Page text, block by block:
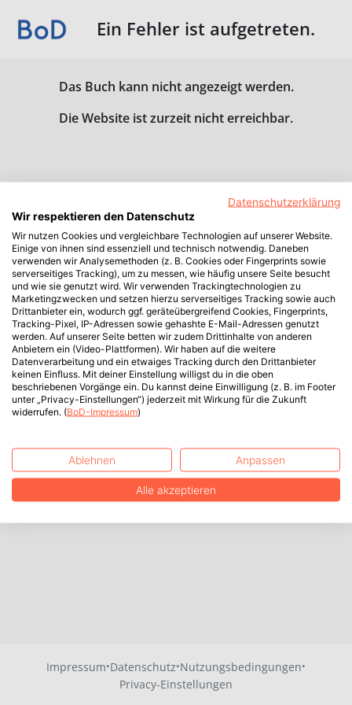
Ein Fehler ist aufgetreten.
Das Buch kann nicht angezeigt werden.
Die Website ist zurzeit nicht erreichbar.
Impressum·Datenschutz·Nutzungsbedingungen·
Privacy-Einstellungen
Datenschutzerklärung
Wir respektieren den Datenschutz
Wir nutzen Cookies und vergleichbare Technologien auf unserer Website.
Einige von ihnen sind essenziell und technisch notwendig. Daneben
verwenden wir Analysemethoden (z. B. Cookies oder Fingerprints sowie
serverseitiges Tracking), um zu messen, wie häufig unsere Seite besucht
und wie sie genutzt wird. Wir verwenden Trackingtechnologien zu
Marketingzwecken und setzen hierzu serverseitiges Tracking sowie auch
Drittanbieter ein, wodurch ggf. geräteübergreifend Cookies, Fingerprints,
Tracking-Pixel, IP-Adressen sowie gehashte E-Mail-Adressen genutzt
werden. Auf unserer Seite betten wir zudem Drittinhalte von anderen
Anbietern ein (Video-Plattformen). Wir haben auf die weitere
Datenverarbeitung und ein etwaiges Tracking durch den Drittanbieter
keinen Einfluss. Mit deiner Einstellung willigst du in die oben
beschriebenen Vorgänge ein. Du kannst deine Einwilligung (z. B. im Footer
unter „Privacy-Einstellungen“) jederzeit mit Wirkung für die Zukunft
widerrufen. (BoD-Impressum)
Ablehnen Anpassen
Alle akzeptieren